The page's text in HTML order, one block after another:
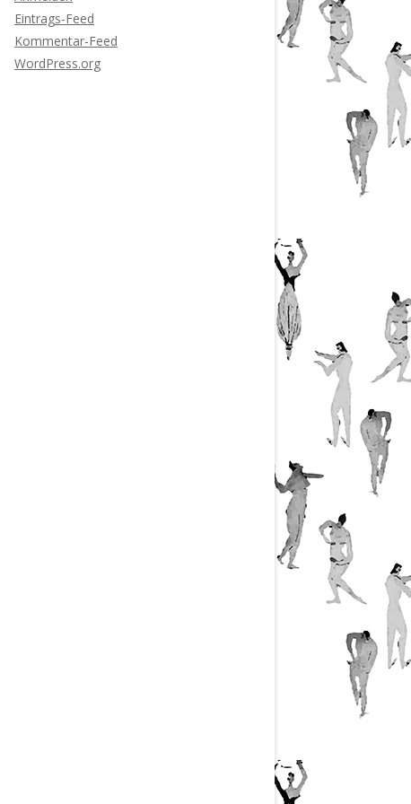
Eintrags-Feed
Kommentar-Feed
WordPress.org